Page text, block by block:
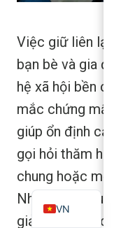
Việc giữ liên lạc
bạn bè và gia
hệ xã hội bền
mắc chứng mất
giúp ổn định
gọi hỏi thăm
chung hoặc một
Những thói quen
giảm cảm giác
VN
ES
ZH